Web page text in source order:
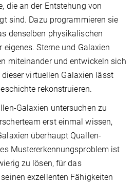
die an der Entstehung von
sind. Dazu programmieren sie
denselben physikalischen
eigenes. Sterne und Galaxien
miteinander und entwickeln sich
virtuellen Galaxien lässt
rekonstruieren.
Galaxien untersuchen zu
erst einmal wissen,
überhaupt Quallen-
Mustererkennungsproblem ist
zu lösen, für das
exzellenten Fähigkeiten